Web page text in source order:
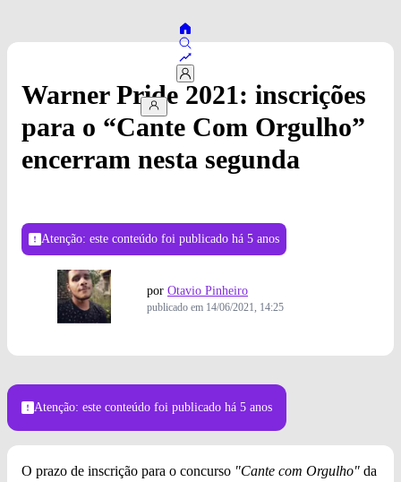
Warner Pride 2021: inscrições
para o “Cante Com Orgulho”
encerram nesta segunda
Atenção: este conteúdo foi publicado há 5 anos
por Otavio Pinheiro
publicado em 14/06/2021, 14:25
Atenção: este conteúdo foi publicado há 5 anos
O prazo de inscrição para o concurso "Cante com Orgulho" da